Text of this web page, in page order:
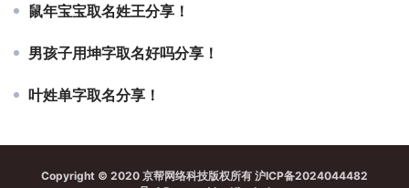
鼠年宝宝取名姓王分享！
男孩子用坤字取名好吗分享！
叶姓单字取名分享！
Copyright © 2020 京帮网络科技版权所有 沪ICP备2024044482